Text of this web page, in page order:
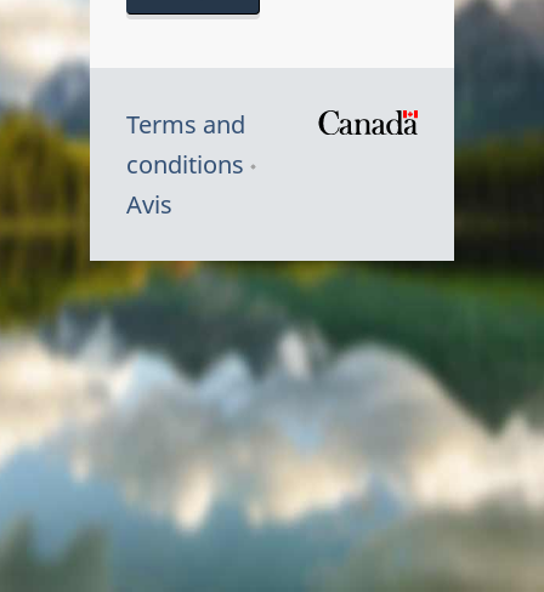
Terms and
conditions
Avis
Symbole
du